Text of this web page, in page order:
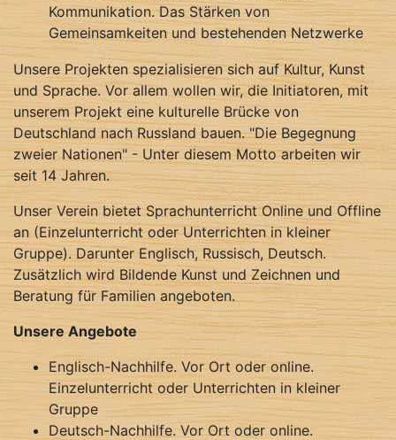
Kommunikation. Das Stärken von
Gemeinsamkeiten und bestehenden Netzwerke
Unsere Projekten spezialisieren sich auf Kultur, Kunst
und Sprache. Vor allem wollen wir, die Initiatoren, mit
unserem Projekt eine kulturelle Brücke von
Deutschland nach Russland bauen. "Die Begegnung
zweier Nationen" - Unter diesem Motto arbeiten wir
seit 14 Jahren.
Unser Verein bietet Sprachunterricht Online und Offline
an (Einzelunterricht oder Unterrichten in kleiner
Gruppe). Darunter Englisch, Russisch, Deutsch.
Zusätzlich wird Bildende Kunst und Zeichnen und
Beratung für Familien angeboten.
Unsere Angebote
Englisch-Nachhilfe. Vor Ort oder online.
Einzelunterricht oder Unterrichten in kleiner
Gruppe
Deutsch-Nachhilfe. Vor Ort oder online.